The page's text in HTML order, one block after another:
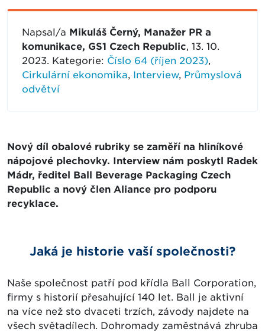
Napsal/a Mikuláš Černý, Manažer PR a
komunikace, GS1 Czech Republic, 13. 10.
2023. Kategorie: Číslo 64 (říjen 2023),
Cirkulární ekonomika, Interview, Průmyslová
odvětví
Nový díl obalové rubriky se zaměří na hliníkové
nápojové plechovky. Interview nám poskytl Radek
Mádr, ředitel Ball Beverage Packaging Czech
Republic a nový člen Aliance pro podporu
recyklace.
Jaká je historie vaší společnosti?
Naše společnost patří pod křídla Ball Corporation,
firmy s historií přesahující 140 let. Ball je aktivní
na více než sto dvaceti trzích, závody najdete na
všech světadílech. Dohromady zaměstnává zhruba